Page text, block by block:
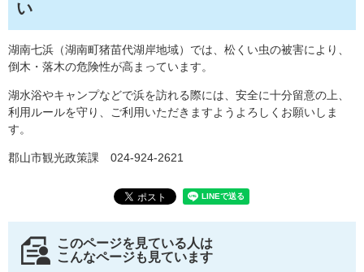
い
湖南七浜（湖南町猪苗代湖岸地域）では、松くい虫の被害により、
倒木・落木の危険性が高まっています。
湖水浴やキャンプなどで浜を訪れる際には、安全に十分留意の上、
利用ルールを守り、ご利用いただきますようよろしくお願いしま
す。
郡山市観光政策課 024-924-2621
このページを見ている人は
こんなページも見ています